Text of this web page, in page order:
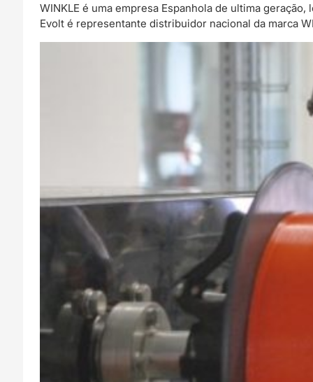
WINKLE é uma empresa Espanhola de ultima
Evolt é representante distribuidor nacional da marca